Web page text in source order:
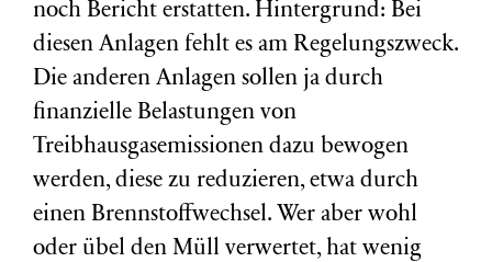
noch Bericht erstatten. Hintergrund: Bei
diesen Anlagen fehlt es am Regelungszweck.
Die anderen Anlagen sollen ja durch
finanzielle Belastungen von
Treibhausgasemissionen dazu bewogen
werden, diese zu reduzieren, etwa durch
einen Brennstoffwechsel. Wer aber wohl
oder übel den Müll verwertet, hat wenig